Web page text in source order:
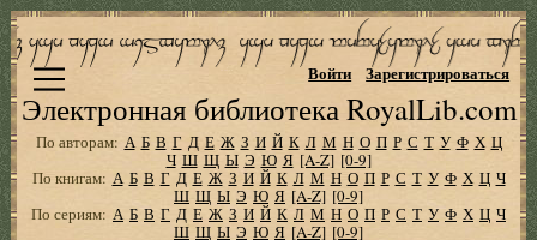
Электронная библиотека RoyalLib.com
Войти Зарегистрироваться
По авторам: А Б В Г Д Е Ж З И Й К Л М Н О П Р С Т У Ф Х Ц
Ч Ш Щ Ы Э Ю Я [A-Z] [0-9]
По книгам: А Б В Г Д Е Ж З И Й К Л М Н О П Р С Т У Ф Х Ц Ч
Ш Щ Ы Э Ю Я [A-Z] [0-9]
По сериям: А Б В Г Д Е Ж З И Й К Л М Н О П Р С Т У Ф Х Ц Ч
Ш Щ Ы Э Ю Я [A-Z] [0-9]